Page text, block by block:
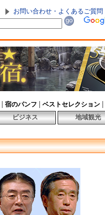
お問い合わせ・よくあるご質問
| 宿のパンフ | ベストセレクション |
ビジネス 地域観光